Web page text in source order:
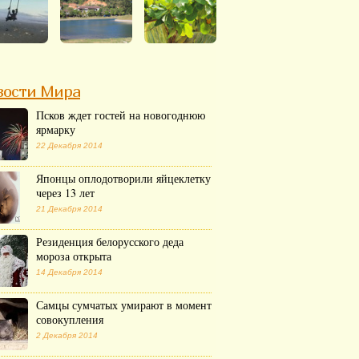
Мира
Псков ждет гостей на новогоднюю
ярмарку
22 Декабря 2014
Японцы оплодотворили яйцеклетку
через 13 лет
21 Декабря 2014
Резиденция белорусского деда
мороза открыта
14 Декабря 2014
Самцы сумчатых умирают в момент
совокупления
2 Декабря 2014